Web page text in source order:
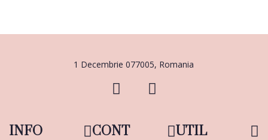
1 Decembrie 077005, Romania
INFO CONT UTIL